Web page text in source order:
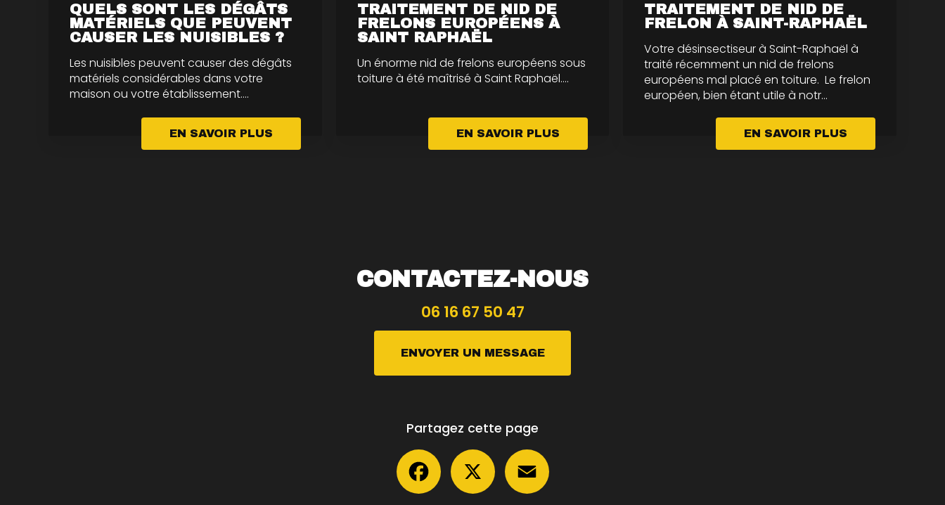
QUELS SONT LES DÉGÂTS
MATÉRIELS QUE PEUVENT
CAUSER LES NUISIBLES ?
Les nuisibles peuvent causer des dégâts
matériels considérables dans votre
maison ou votre établissement....
EN SAVOIR PLUS
TRAITEMENT DE NID DE
FRELONS EUROPÉENS À
SAINT RAPHAËL
Un énorme nid de frelons européens sous
toiture à été maîtrisé à Saint Raphaël....
EN SAVOIR PLUS
TRAITEMENT DE NID DE
FRELON À SAINT-RAPHAËL
Votre désinsectiseur à Saint-Raphaël à
traité récemment un nid de frelons
européens mal placé en toiture. Le frelon
européen, bien étant utile à notr...
EN SAVOIR PLUS
CONTACTEZ-NOUS
06 16 67 50 47
ENVOYER UN MESSAGE
Partagez cette page
Facebook